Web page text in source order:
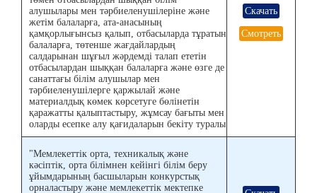
алушылары мен тәрбиеленушілеріне және
жетім балаларға, ата-анасының
қамқорлығынсыз қалып, отбасыларда тұратын
балаларға, төтенше жағдайлардың
салдарынан шұғыл жәрдемді талап ететін
отбасылардан шыққан балаларға және өзге де
санаттағы білім алушылар мен
тәрбиеленушілерге қаржылай және
материалдық көмек көрсетуге бөлінетін
қаражатты қалыптастыру, жұмсау бағыты мен
оларды есепке алу қағидаларын бекіту туралы
Скачать
Смотреть
"Мемлекеттік орта, техникалық және
кәсіптік, орта білімнен кейінгі білім беру
ұйымдарының басшыларын конкурстық
орналастыру және мемлекеттік мектепке